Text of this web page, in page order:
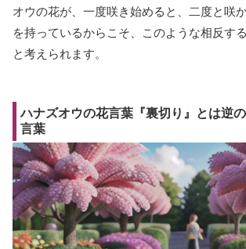
オウの花が、一度咲き始めると、二度と咲
を持っているからこそ、このような相反す
と考えられます。
ハナズオウの花言葉『裏切り』とは逆
言葉